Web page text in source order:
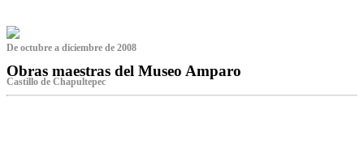
De octubre a diciembre de 2008
Obras maestras del Museo Amparo
Castillo de Chapultepec